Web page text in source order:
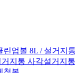
린업볼 8L / 설거지
지통 사각설거지